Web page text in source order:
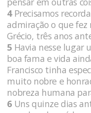
4Precisamos
admiração o que
Grécio, três anos
5 Havia nesse lugar
boa fama e vida
Francisco tinha
muito nobre e
nobreza humana
6 Uns quinze dias